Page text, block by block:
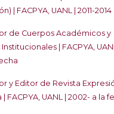
| FACPYA, UANL | 2011-2014
de Cuerpos Académicos y
| FACPYA,
y Editor de Revista
FACPYA, UANL | 2002- a la